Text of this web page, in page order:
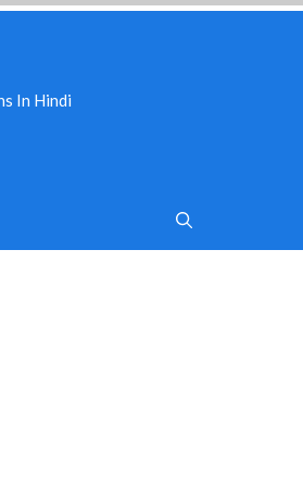
In Hindi